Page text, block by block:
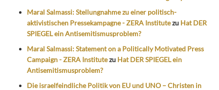
Maral Salmassi: Stellungnahme zu einer politisch-
aktivistischen Pressekampagne - ZERA Institutezu Hat DER
SPIEGEL ein Antisemitismusproblem?
Maral Salmassi: Statement on a Politically Motivated Press
Campaign - ZERA Institutezu Hat DER SPIEGEL ein
Antisemitismusproblem?
Die israelfeindliche Politik von EU und UNO – Christen in